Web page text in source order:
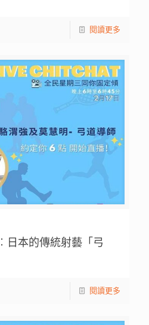
閱讀更多
日本的傳統射藝「弓
閱讀更多